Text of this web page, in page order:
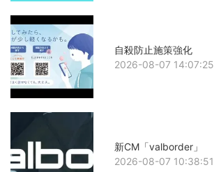
自殺防止施策強化
2026-08-07 14:07:25
新CM「valborder」
2026-08-07 10:38:51